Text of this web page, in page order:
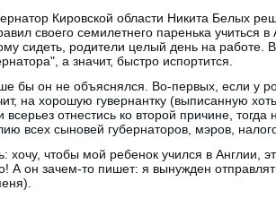
Кировской области Никита Белых
своего семилетнего паренька
сидеть, родители целый день на работе.
а значит, быстро испортится.
бы он не объяснялся. Во-первых, если у
на хорошую гувернантку (выписанную
всерьез отнестись ко второй причине,
всех сыновей губернаторов, мэров,
хочу, чтобы мой ребенок учился в Англии,
А он зачем-то пишет: я вынужден